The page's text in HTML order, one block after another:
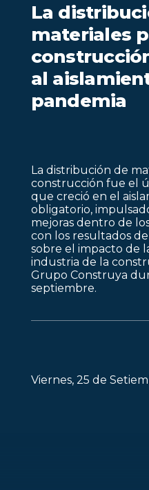
La
materiales
al
pandemia
La distribución de
construcción fue el
que creció en el
obligatorio,
mejoras dentro de
con los resultados
sobre el impacto de
industria de la
Grupo Construya
septiembre.
Viernes, 25 de